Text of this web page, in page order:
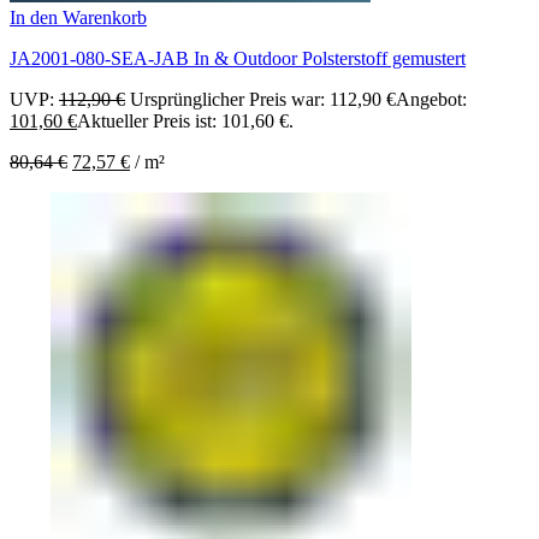
In den Warenkorb
JA2001-080-SEA-JAB In & Outdoor Polsterstoff gemustert
UVP: 112,90€ Ursprünglicher Preis war: 112,90 €Angebot:
101,60 €Aktueller Preis ist: 101,60 €.
80,64€ 72,57 € /m²